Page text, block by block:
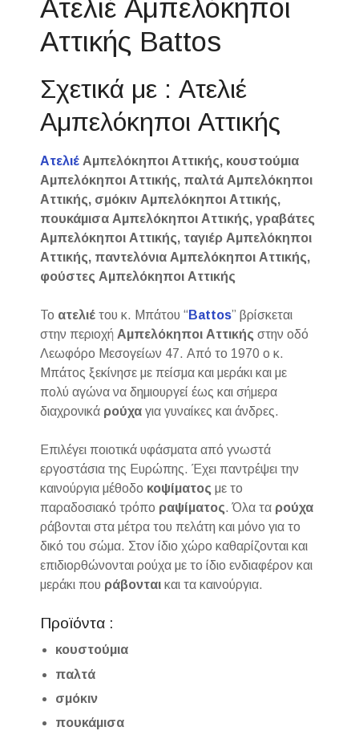
Ατελιέ Αμπελόκηποι
Αττικής Battos
Σχετικά με : Ατελιέ
Αμπελόκηποι Αττικής
Ατελιέ Αμπελόκηποι Αττικής, κουστούμια
Αμπελόκηποι Αττικής, παλτά Αμπελόκηποι
Αττικής, σμόκιν Αμπελόκηποι Αττικής,
πουκάμισα Αμπελόκηποι Αττικής, γραβάτες
Αμπελόκηποι Αττικής, ταγιέρ Αμπελόκηποι
Αττικής, παντελόνια Αμπελόκηποι Αττικής,
φούστες Αμπελόκηποι Αττικής
Το ατελιέ του κ. Μπάτου “ Battos” βρίσκεται
στην περιοχή Αμπελόκηποι Αττικής στην οδό
Λεωφόρο Μεσογείων 47. Από το 1970 ο κ.
Μπάτος ξεκίνησε με πείσμα και μεράκι και με
πολύ αγώνα να δημιουργεί έως και σήμερα
διαχρονικά ρούχα για γυναίκες και άνδρες.
Επιλέγει ποιοτικά υφάσματα από γνωστά
εργοστάσια της Ευρώπης. Έχει παντρέψει την
καινούργια μέθοδο κοψίματος με το
παραδοσιακό τρόπο ραψίματος. Όλα τα ρούχα
ράβονται στα μέτρα του πελάτη και μόνο για το
δικό του σώμα. Στον ίδιο χώρο καθαρίζονται και
επιδιορθώνονται ρούχα με το ίδιο ενδιαφέρον και
μεράκι που ράβονται και τα καινούργια.
Προϊόντα :
κουστούμια
παλτά
σμόκιν
πουκάμισα